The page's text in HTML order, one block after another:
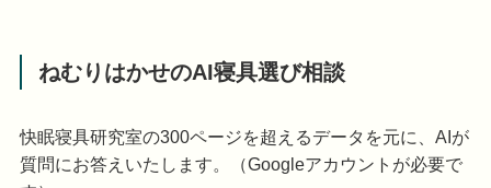
ねむりはかせのAI寝具選び相談
快眠寝具研究室の300ページを超えるデータを元に、AIが
質問にお答えいたします。（Googleアカウントが必要で